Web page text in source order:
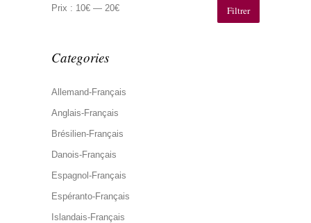
min
max
Filtrer
Prix : 10€ — 20€
Categories
Allemand-Français
Anglais-Français
Brésilien-Français
Danois-Français
Espagnol-Français
Espéranto-Français
Islandais-Français